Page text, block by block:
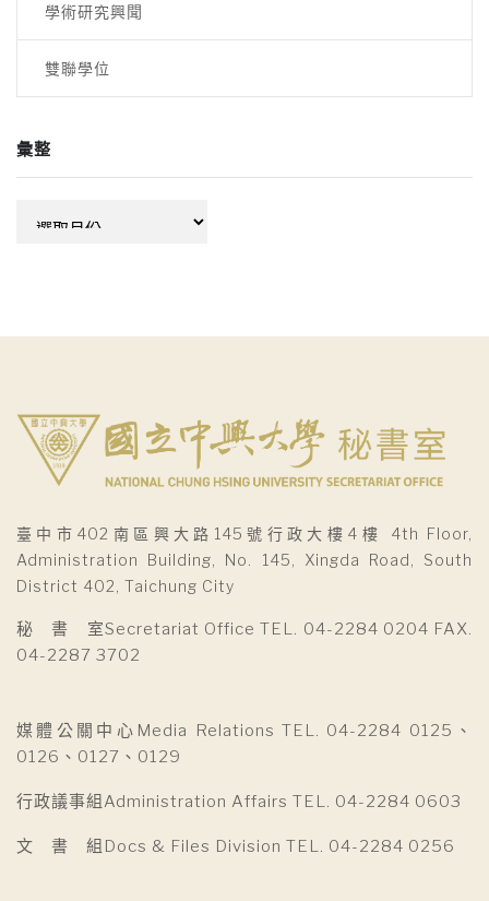
學術研究興聞
雙聯學位
彙整
臺中市402南區興大路145號行政大樓4樓 4th Floor,
Administration Building, No. 145, Xingda Road, South
District 402, Taichung City
秘 書 室Secretariat Office TEL. 04-2284 0204 FAX.
04-2287 3702
媒體公關中心Media Relations TEL. 04-2284 0125、
0126、0127、0129
行政議事組Administration Affairs TEL. 04-2284 0603
文 書 組Docs & Files Division TEL. 04-2284 0256